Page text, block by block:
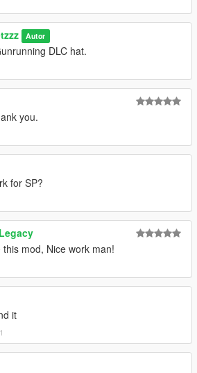
Autor
DLC hat.
you.
for SP?
mod, Nice work man!
it